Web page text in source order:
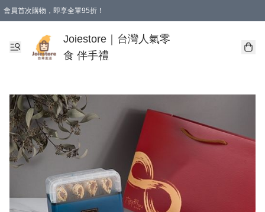
會員首次購物，即享全單95折！
購物滿 HKD 350.00即享免運費優惠！（適用於 本地送貨、本地取貨 )
Joiestore｜台灣人氣零
食 伴手禮